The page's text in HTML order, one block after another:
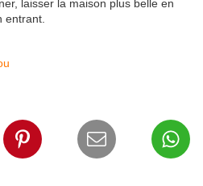
laisser la maison plus belle en
entrant.